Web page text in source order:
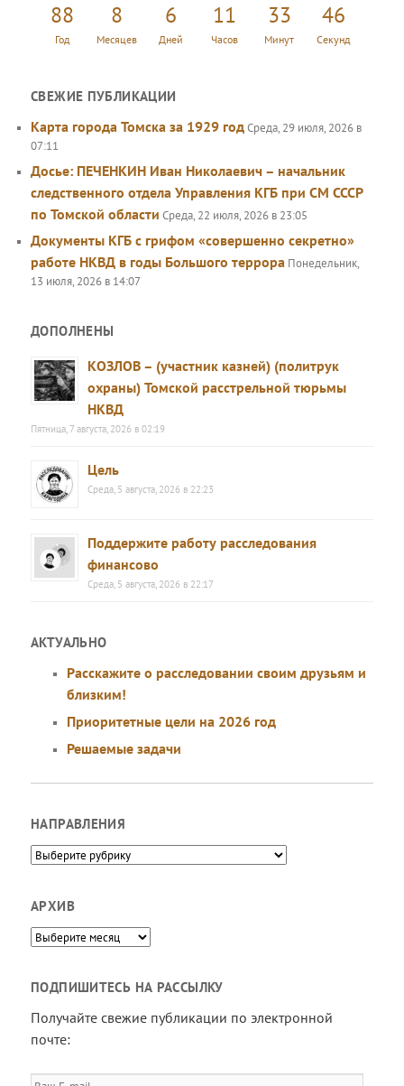
88
Год
8
Месяцев
6
Дней
11
Часов
33
Минут
47
Секунд
СВЕЖИЕ ПУБЛИКАЦИИ
Карта города Томска за 1929 годСреда, 29 июля, 2026 в
07:11
Досье: ПЕЧЕНКИН Иван Николаевич – начальник
следственного отдела Управления КГБ при СМ СССР
по Томской области Среда, 22 июля, 2026 в 23:05
Документы КГБ с грифом «совершенно секретно»
работе НКВД в годы Большого террора Понедельник,
13 июля, 2026 в 14:07
ДОПОЛНЕНЫ
КОЗЛОВ – (участник казней) (политрук
охраны) Томской расстрельной тюрьмы
НКВД
Пятница, 7 августа, 2026 в 02:19
Цель
Среда, 5 августа, 2026 в 22:23
Поддержите работу расследования
финансово
Среда, 5 августа, 2026 в 22:17
АКТУАЛЬНО
Расскажите о расследовании своим друзьям и
близким!
Приоритетные цели на 2026 год
Решаемые задачи
НАПРАВЛЕНИЯ
Направления
АРХИВ
Архив
ПОДПИШИТЕСЬ НА РАССЫЛКУ
Получайте свежие публикации по электронной
почте: